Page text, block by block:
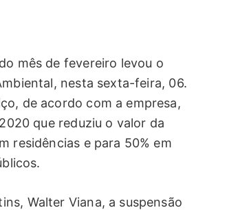
mês de fevereiro levou o
nesta sexta-feira, 06.
de acordo com a empresa,
que reduziu o valor da
residências e para 50% em
Walter Viana, a suspensão